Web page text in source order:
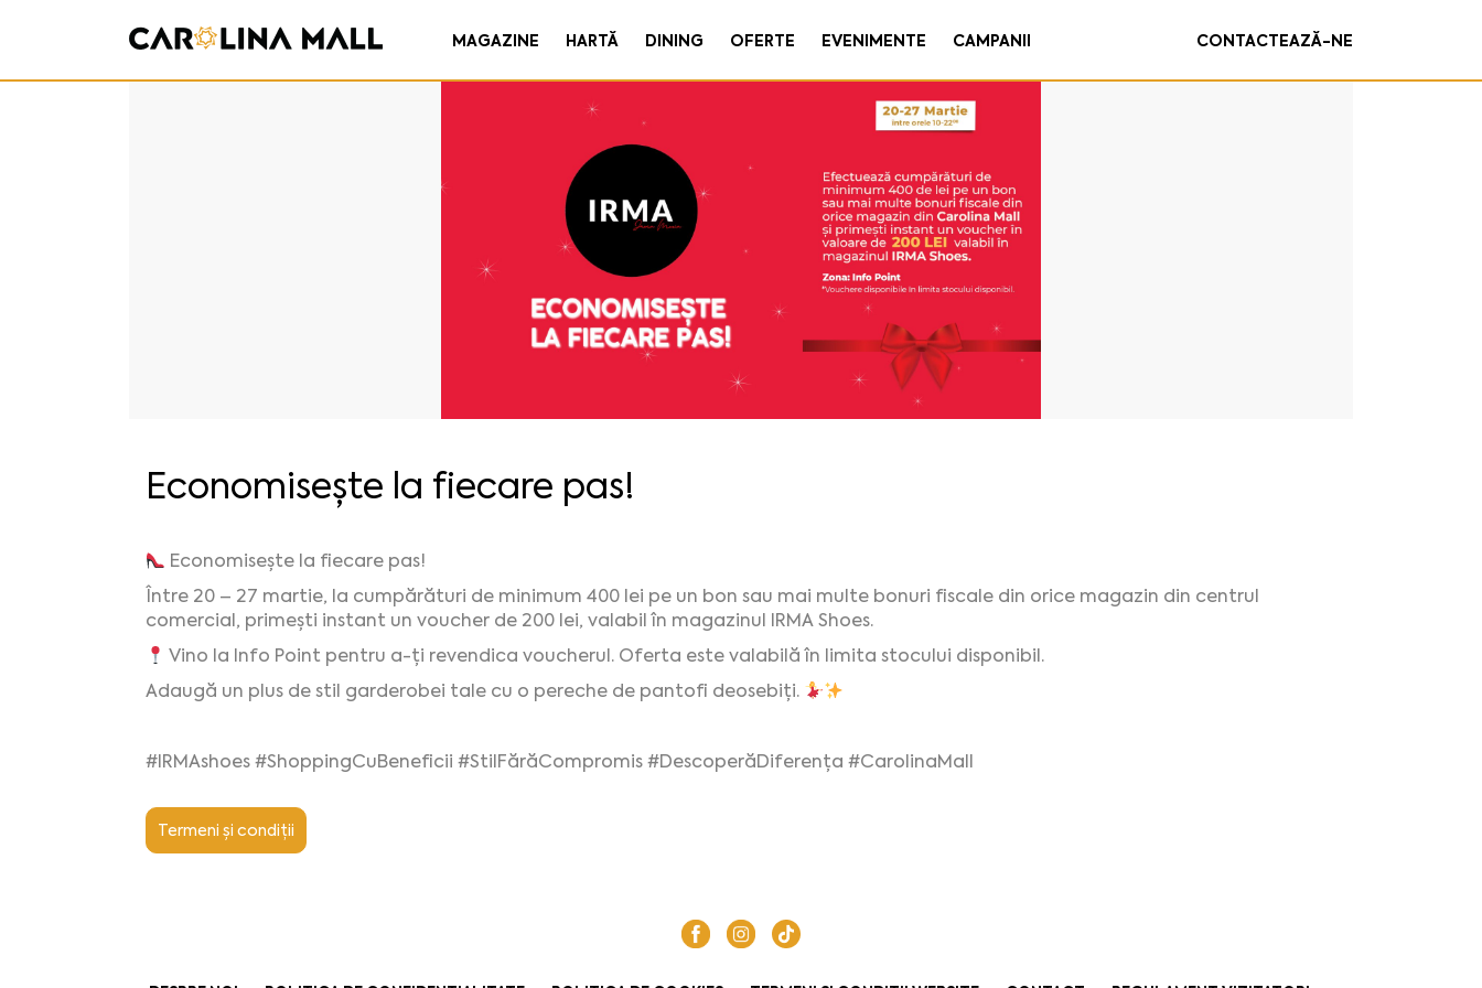
MAGAZINE HARTĂ DINING OFERTE EVENIMENTE CAMPANII CONTACTEAZĂ-NE
Economisește la fiecare pas!
Economisește la fiecare pas!
Între 20 – 27 martie, la cumpărături de minimum 400 lei pe un bon sau mai multe bonuri fiscale din orice magazin din centrul
comercial, primești instant un voucher de 200 lei, valabil în magazinul IRMA Shoes.
Vino la Info Point pentru a-ți revendica voucherul. Oferta este valabilă în limita stocului disponibil.
Adaugă un plus de stil garderobei tale cu o pereche de pantofi deosebiți.
#IRMAshoes #ShoppingCuBeneficii #StilFărăCompromis #DescoperăDiferența #CarolinaMall
Termeni și condiții